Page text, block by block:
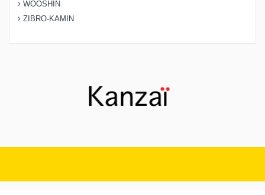
WOOSHIN
ZIBRO-KAMIN